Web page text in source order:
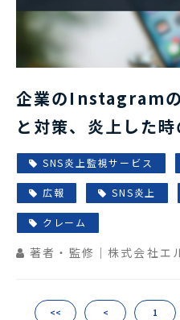
企業のInstagram
と対策、炎上した
SNS炎上監視サービス
広報 SNS炎上
クレーム
著者・監修｜株式会社エ
<< < 1